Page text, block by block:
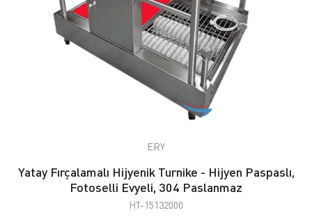
ERY
Yatay Fırçalamalı Hijyenik Turnike - Hijyen Paspaslı,
Fotoselli Evyeli, 304 Paslanmaz
HT-15132000